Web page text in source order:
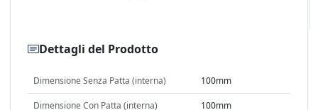
Dettagli del Prodotto
Dimensione Senza Patta (interna) 100mm
Dimensione Con Patta (interna) 100mm